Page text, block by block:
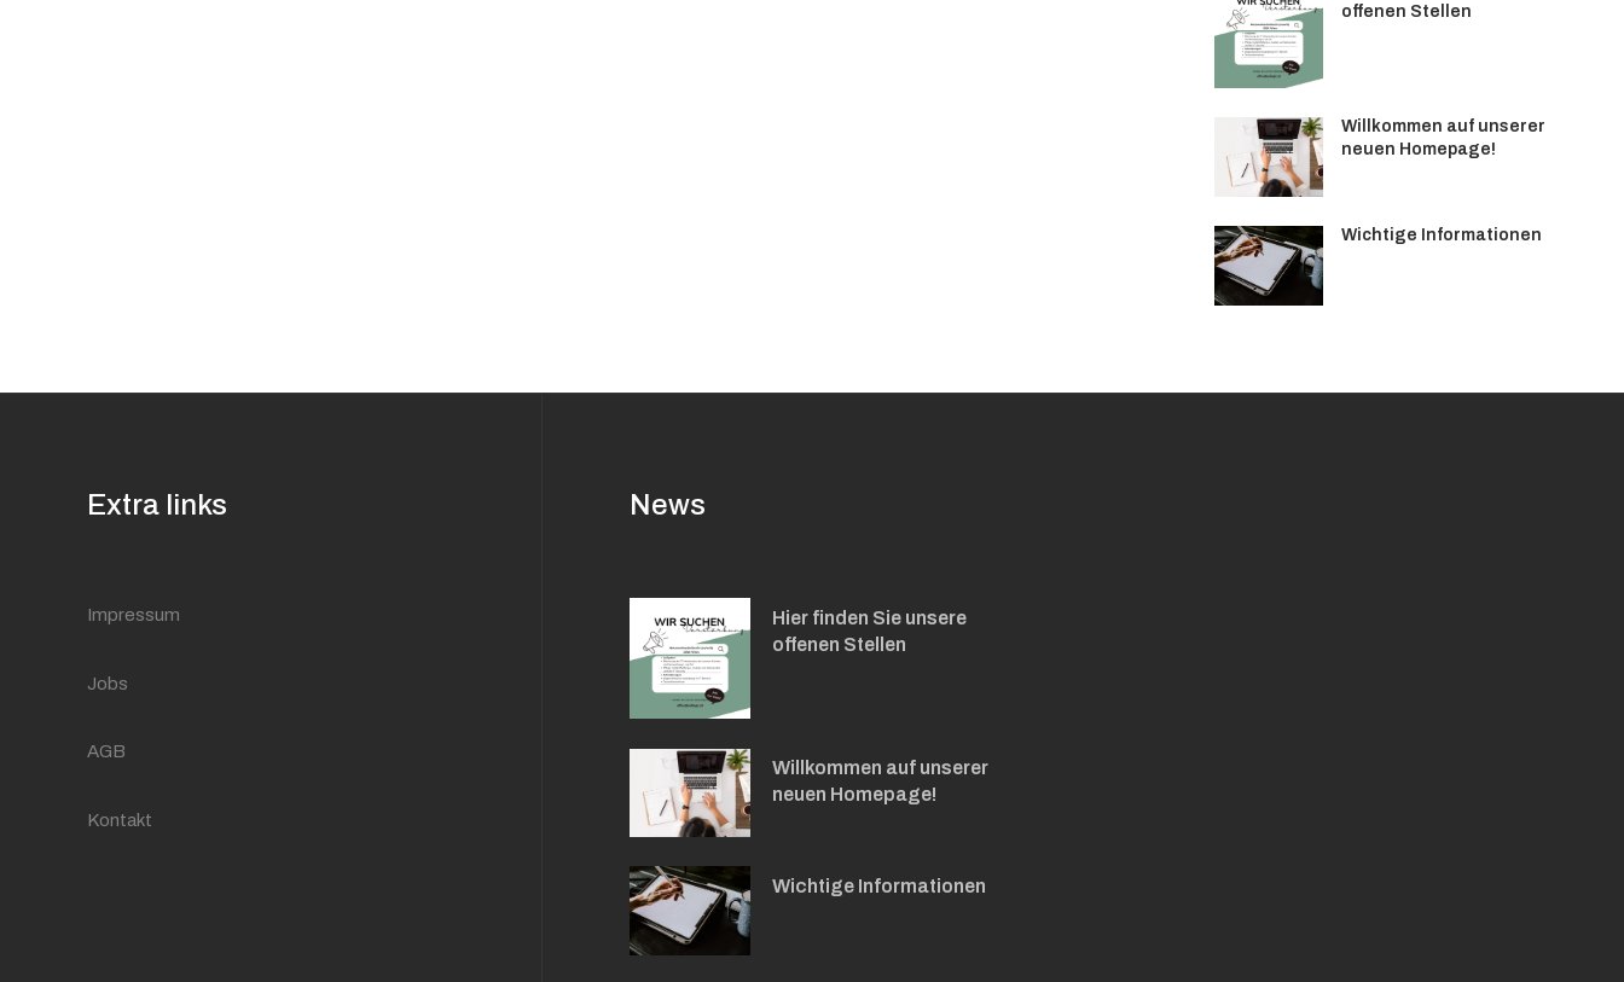
offenen Stellen
Willkommen auf unserer
neuen Homepage!
Wichtige Informationen
Extra links
Impressum
Jobs
AGB
Kontakt
News
Hier finden Sie unsere
offenen Stellen
Willkommen auf unserer
neuen Homepage!
Wichtige Informationen